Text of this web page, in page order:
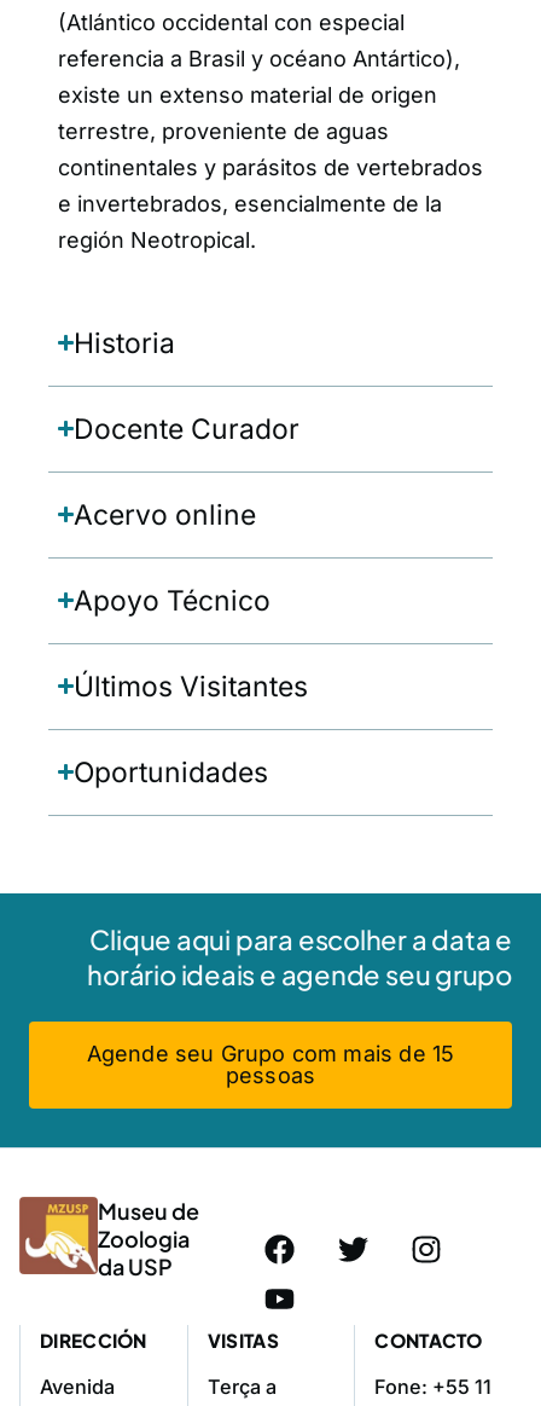
(Atlántico occidental con especial
referencia a Brasil y océano Antártico),
existe un extenso material de origen
terrestre, proveniente de aguas
continentales y parásitos de vertebrados
e invertebrados, esencialmente de la
región Neotropical.
Historia
Docente Curador
Acervo online
Apoyo Técnico
Últimos Visitantes
Oportunidades
Clique aqui para escolher a data e
horário ideais e agende seu grupo
Agende seu Grupo com mais de 15
pessoas
Museu de
Zoologia
da USP
DIRECCIÓN
Avenida
VISITAS
Terça a
CONTACTO
Fone: +55 11